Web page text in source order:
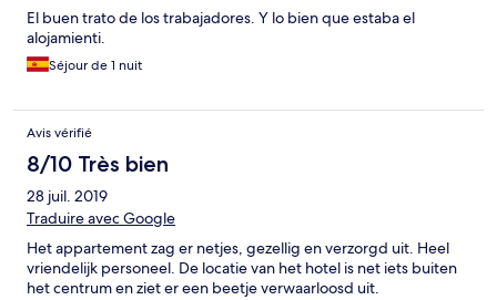
El buen trato de los trabajadores. Y lo bien que estaba el
alojamienti.
Séjour de 1 nuit
Avis vérifié
8/10 Très bien
28 juil. 2019
Traduire avec Google
Het appartement zag er netjes, gezellig en verzorgd uit. Heel
vriendelijk personeel. De locatie van het hotel is net iets buiten
het centrum en ziet er een beetje verwaarloosd uit.